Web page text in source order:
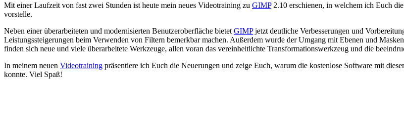
Mit einer Laufzeit von fast zwei Stunden ist heute mein neues Videotraining zu GIMP2.10 erschienen, in welchem ich Euch
vorstelle.
Neben einer überarbeiteten und modernisierten Benutzeroberfläche bietet GIMPjetzt deutliche Verbesserungen und
Leistungssteigerungen beim Verwenden von Filtern bemerkbar machen. Außerdem wurde der Umgang mit Ebenen und
finden sich neue und viele überarbeitete Werkzeuge, allen voran das vereinheitlichte Transformationswerkzeug und die
In meinem neuen Videotraining präsentiere ich Euch die Neuerungen und zeige Euch, warum die kostenlose Software mit
konnte. Viel Spaß!